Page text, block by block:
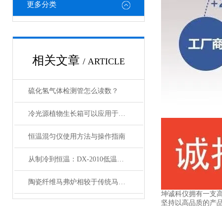
更多分类
相关文章 / ARTICLE
硫化氢气体检测管怎么读数？
冷光源植物生长箱可以应用于各种植物的生长
恒温混匀仪使用方法与操作指南
从制冷到恒温：DX-2010低温恒温循环器的核心原理解析
陶瓷纤维马弗炉相较于传统马弗炉有哪些提升？
坤诚科仪拥有一支
坚持以高品质的产